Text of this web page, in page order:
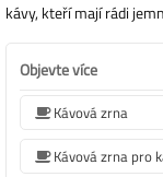
kávy, kteří mají rádi
Objevte více
Kávová zrna